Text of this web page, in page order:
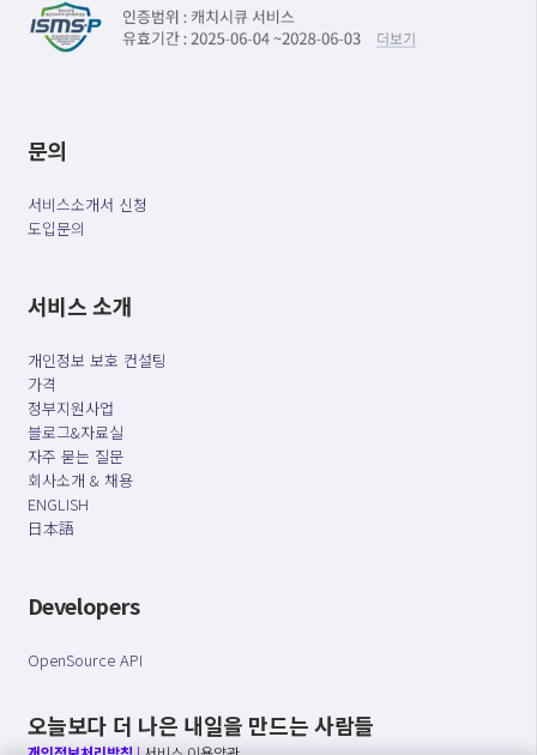
문의
서비스소개서 신청
도입문의
서비스 소개
개인정보 보호 컨설팅
가격
정부지원사업
블로그&자료실
자주 묻는 질문
회사소개 & 채용
ENGLISH
日本語
Developers
OpenSource API
오늘보다 더 나은 내일을 만드는 사람들